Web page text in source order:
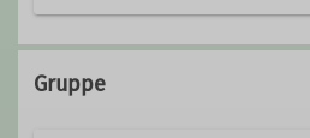
+49 8666 6451
Gruppe